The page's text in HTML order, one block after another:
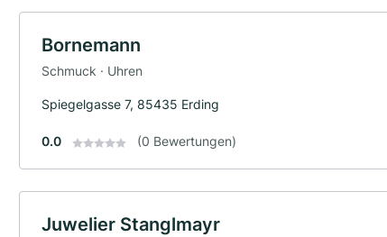
Bornemann
Schmuck · Uhren
Spiegelgasse 7, 85435 Erding
0.0 (0 Bewertungen)
Juwelier Stanglmayr